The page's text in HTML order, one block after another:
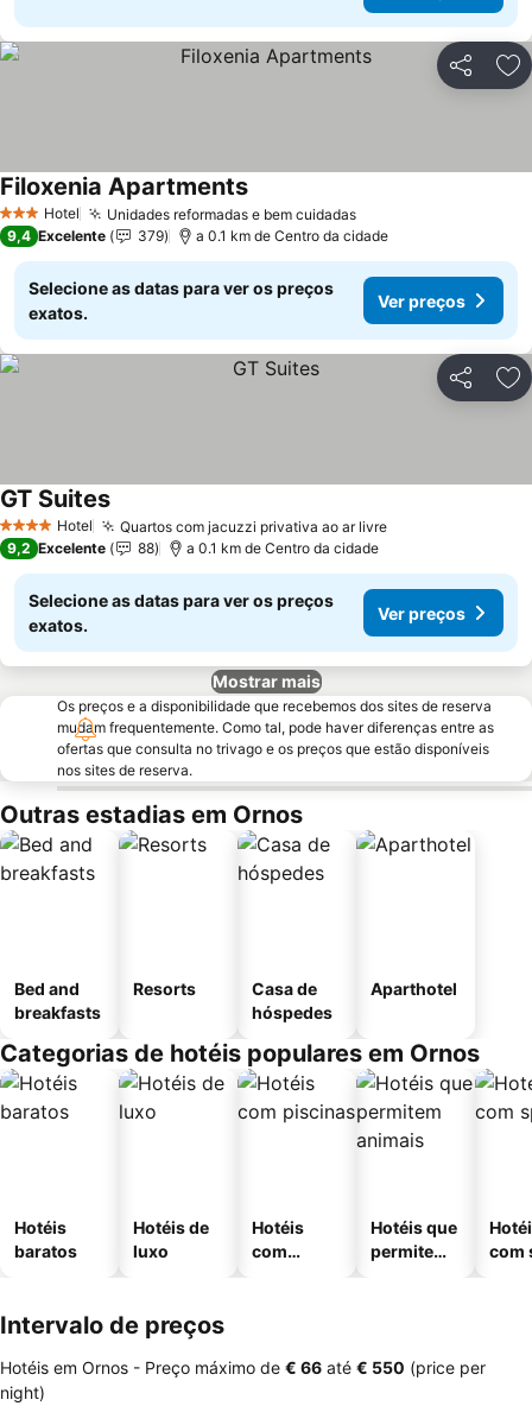
Partilhar
3 EstrelasHotel Unidades reformadas e bem cuidadas
Filoxenia Apartments
9,4 Excelente 379 a 0.1 km de Centro da cidade
Selecione as datas para ver os preços
exatos.
Ver preços
Partilhar
4 EstrelasHotel Quartos com jacuzzi privativa ao ar livre
GT Suites
9,2 Excelente 88 a 0.1 km de Centro da cidade
Selecione as datas para ver os preços
exatos.
Ver preços
Mostrar mais
Os preços e a disponibilidade que recebemos dos sites de reserva
mudam frequentemente. Como tal, pode haver diferenças entre as
ofertas que consulta no trivago e os preços que estão disponíveis
nos sites de reserva.
Outras estadias em Ornos
Bed and
breakfasts
Resorts
Casa de
hóspedes
Aparthotel
Categorias de hotéis populares em Ornos
Hotéis
baratos
Hotéis de
luxo
Hotéis
com
Hotéis que
permitem
com
Intervalo de preços
Hotéis em Ornos - Preço máximo de ‎€ 66 até ‎€ 550 (price per
night)